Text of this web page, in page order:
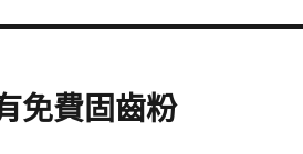
免費固齒粉